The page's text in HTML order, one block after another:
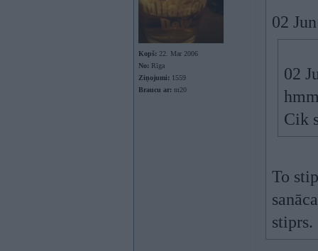
Kopš: 22. Mar 2006
No: Rīga
Ziņojumi: 1559
Braucu ar: m20
02
02
Cik
To
stiprs.